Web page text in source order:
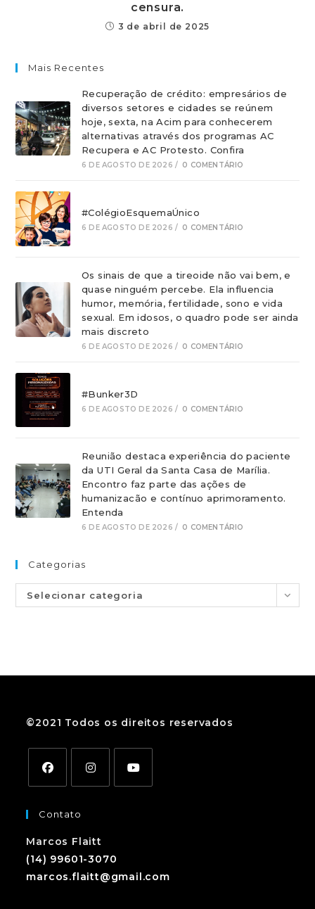
censura.
3 de abril de 2025
Mais Recentes
Recuperação de crédito: empresários de
diversos setores e cidades se reúnem
hoje, sexta, na Acim para conhecerem
alternativas através dos programas AC
Recupera e AC Protesto. Confira
6 DE AGOSTO DE 2026 / 0 COMENTÁRIO
#ColégioEsquemaÚnico
6 DE AGOSTO DE 2026 / 0 COMENTÁRIO
Os sinais de que a tireoide não vai bem, e
quase ninguém percebe. Ela influencia
humor, memória, fertilidade, sono e vida
sexual. Em idosos, o quadro pode ser ainda
mais discreto
6 DE AGOSTO DE 2026 / 0 COMENTÁRIO
#Bunker3D
6 DE AGOSTO DE 2026 / 0 COMENTÁRIO
Reunião destaca experiência do paciente
da UTI Geral da Santa Casa de Marília.
Encontro faz parte das ações de
humanizacão e contínuo aprimoramento.
Entenda
6 DE AGOSTO DE 2026 / 0 COMENTÁRIO
Categorias
Selecionar categoria
©2021 Todos os direitos reservados
Contato
Marcos Flaitt
(14) 99601-3070
marcos.flaitt@gmail.com